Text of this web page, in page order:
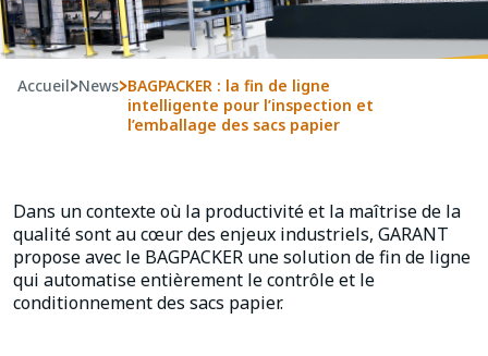
Accueil>News>BAGPACKER : la fin de ligne
intelligente pour l’inspection et
l’emballage des sacs papier
Dans un contexte où la productivité et la maîtrise de la
qualité sont au cœur des enjeux industriels, GARANT
propose avec le BAGPACKER une solution de fin de ligne
qui automatise entièrement le contrôle et le
conditionnement des sacs papier.